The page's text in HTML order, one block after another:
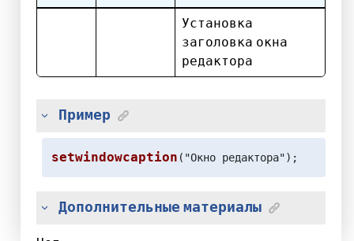
Установка
заголовка окна
редактора
Пример
setwindowcaption ("Окно редактора");
Дополнительные материалы